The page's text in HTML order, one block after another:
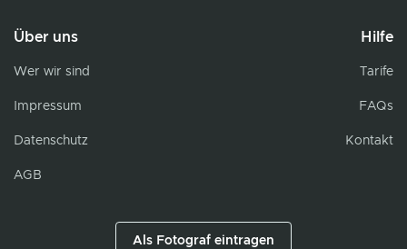
Über uns
Wer wir sind
Impressum
Datenschutz
AGB
Hilfe
Tarife
FAQs
Kontakt
Als Fotograf eintragen